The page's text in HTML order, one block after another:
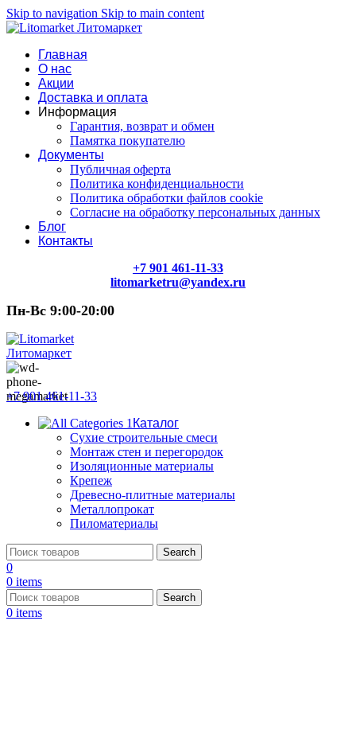
Skip to navigation Skip to main content
Главная
О нас
Акции
Доставка и оплата
Информация
Гарантия, возврат и обмен
Памятка покупателю
Документы
Публичная оферта
Политика конфиденциальности
Политика обработки файлов cookie
Согласие на обработку персональных данных
Блог
Контакты
+7 901 461-11-33
litomarketru@yandex.ru
Пн-Вс 9:00-20:00
+7 901 461-11-33
Каталог
Сухие строительные смеси
Монтаж стен и перегородок
Изоляционные материалы
Крепеж
Древесно-плитные материалы
Металлопрокат
Пиломатериалы
Search
0
0 items
Search
0 items